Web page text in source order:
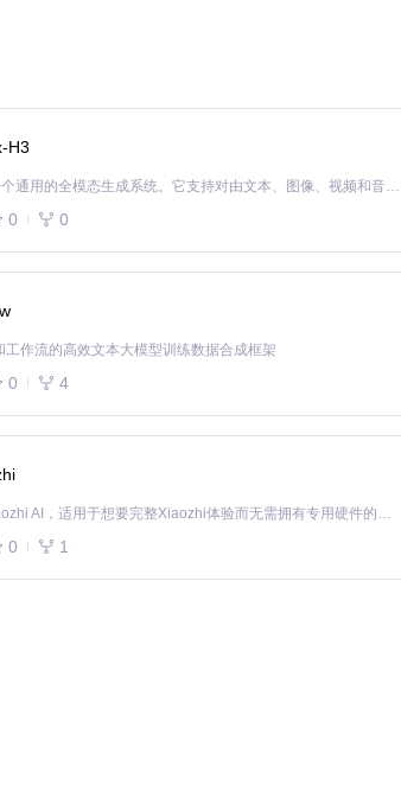
动并卸载，最后通过系统还原功能恢复被篡改的内核
下载源代码
H3
MiniMax H3 是一个通用的全模态生成系统。它支持对由文本、图像、视频和音频组成的多模态上下文进行统一理解，并能生成分辨率高达 2K、时长可达 15 秒的带原生立体声音频的视频。得益于面向任务泛化的系统设计，H3 在预训练阶段就已具备广泛的多模态上下文理解与生成能力，能够出色地执行复杂的多模态指令。
0 0
工作流的高效文本大模型训练数据合成框架
0 4
基于Python的Xiaozhi AI，适用于想要完整Xiaozhi体验而无需拥有专用硬件的用户。
0 1